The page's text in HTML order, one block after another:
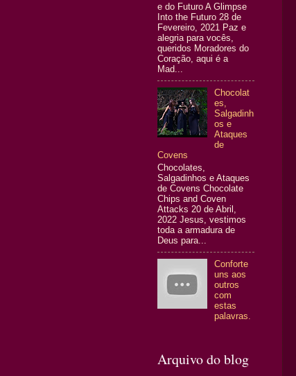
e do Futuro A Glimpse
Into the Futuro 28 de
Fevereiro, 2021 Paz e
alegria para vocês,
queridos Moradores do
Coração, aqui é a
Mad...
Chocolat
es,
Salgadinh
os e
Ataques
de
Covens
Chocolates,
Salgadinhos e Ataques
de Covens Chocolate
Chips and Coven
Attacks 20 de Abril,
2022 Jesus, vestimos
toda a armadura de
Deus para...
Conforte
uns aos
outros
com
estas
palavras.
Arquivo do blog